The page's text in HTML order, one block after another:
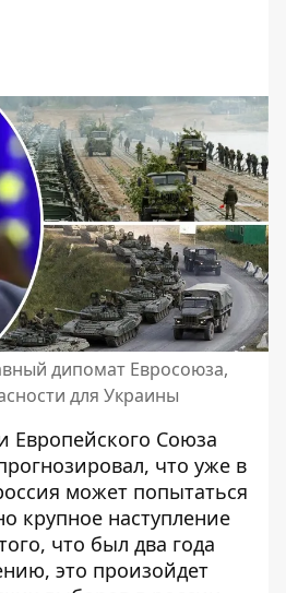
дипомат Евросоюза,
для Украины
Европейского Союза
что уже в
может попытаться
крупное наступление
что был два года
это произойдет